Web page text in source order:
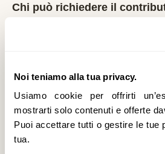
Noi teniamo alla tua privacy.
Usiamo cookie per offrirti
mostrarti solo contenuti e offerte
Puoi accettare tutti o gestire le tue
tua.
Chi può richiedere il
il 1° marzo di ogni anno.
i fondi nazionali; gestione
residenza. È un contributo a
richiede solo sulla prima